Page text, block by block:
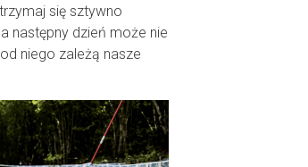
się sztywno
następny dzień może nie
niego zależą nasze